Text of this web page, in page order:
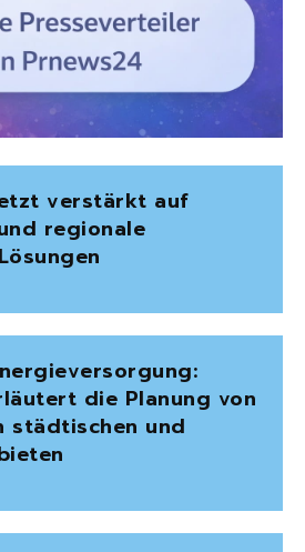
verstärkt auf
regionale
die Planung von
städtischen und